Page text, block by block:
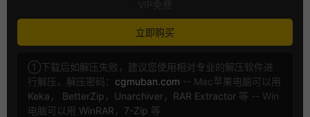
立即购买
①下载后如解压失败，建议您使用相对专业的解压软件进
行解压，解压密码： cgmuban.com -- Mac苹果电脑可以用
Keka ， BetterZip ， Unarchiver， RAR Extractor 等 -- Win
电脑可以用 WinRAR ， 7-Zip 等